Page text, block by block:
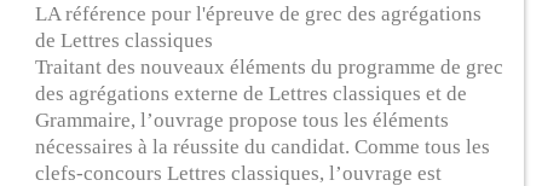
LA référence pour l'épreuve de grec des agrégations
de Lettres classiques
Traitant des nouveaux éléments du programme de grec
des agrégations externe de Lettres classiques et de
Grammaire, l’ouvrage propose tous les éléments
nécessaires à la réussite du candidat. Comme tous les
clefs-concours Lettres classiques, l’ouvrage est